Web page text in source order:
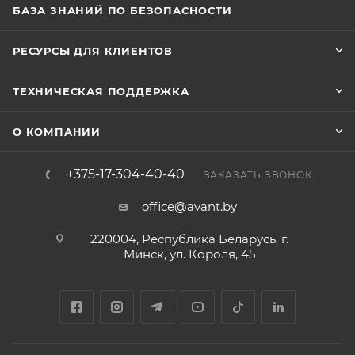
БАЗА ЗНАНИЙ ПО БЕЗОПАСНОСТИ
РЕСУРСЫ ДЛЯ КЛИЕНТОВ
ТЕХНИЧЕСКАЯ ПОДДЕРЖКА
О КОМПАНИИ
+375-17-304-40-40 ЗАКАЗАТЬ ЗВОНОК
office@avant.by
220004, Республика Беларусь, г.
Минск, ул. Короля, 45